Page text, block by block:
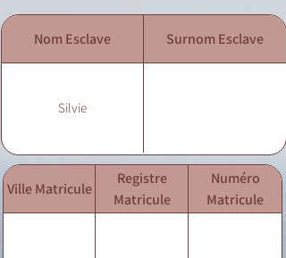
Nom Esclave Surnom Esclave
Silvie
Ville Matricule
Registre
Matricule
Numéro
Matricule